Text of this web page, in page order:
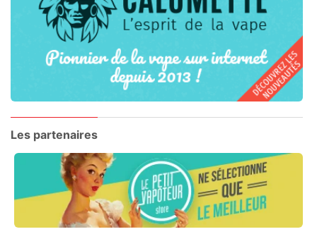
Les partenaires